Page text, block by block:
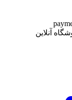
آنلاین